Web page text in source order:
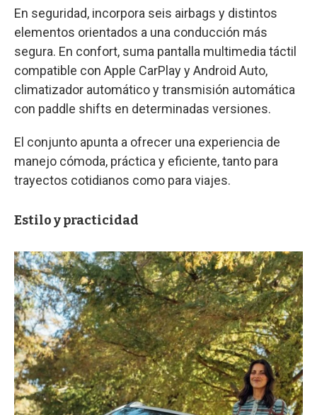
En seguridad, incorpora seis airbags y distintos
elementos orientados a una conducción más
segura. En confort, suma pantalla multimedia táctil
compatible con Apple CarPlay y Android Auto,
climatizador automático y transmisión automática
con paddle shifts en determinadas versiones.
El conjunto apunta a ofrecer una experiencia de
manejo cómoda, práctica y eficiente, tanto para
trayectos cotidianos como para viajes.
Estilo y practicidad